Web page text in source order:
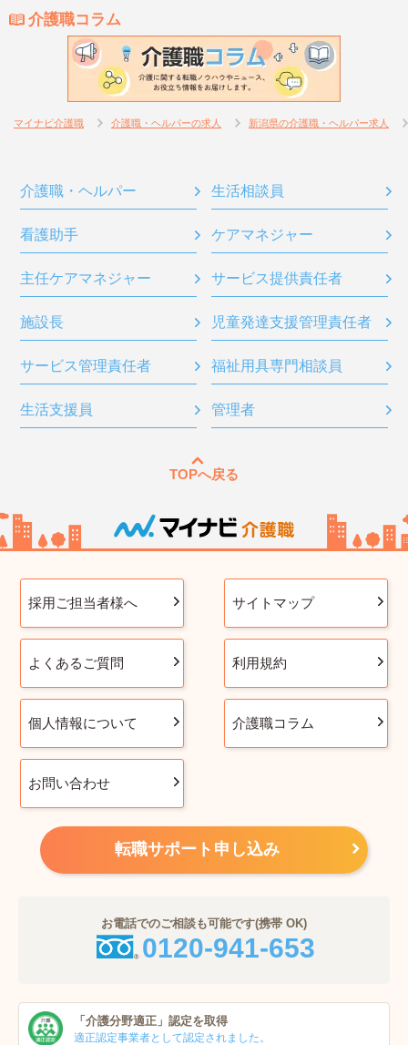
介護職コラム
マイナビ介護職 介護職・ヘルパーの求人 新潟県の介護職・ヘルパー求人
介護職・ヘルパー 生活相談員
看護助手 ケアマネジャー
主任ケアマネジャー サービス提供責任者
施設長 児童発達支援管理責任者
サービス管理責任者 福祉用具専門相談員
生活支援員 管理者
TOPへ戻る
採用ご担当者様へ サイトマップ
よくあるご質問 利用規約
個人情報について 介護職コラム
お問い合わせ
転職サポート申し込み
お電話でのご相談も可能です(携帯 OK)
0120-941-653
「介護分野適正」 認定を取得
適正認定事業者として認定されました。